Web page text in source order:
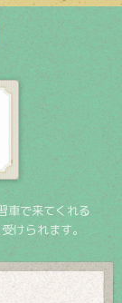
車で来てくれる
けられます。